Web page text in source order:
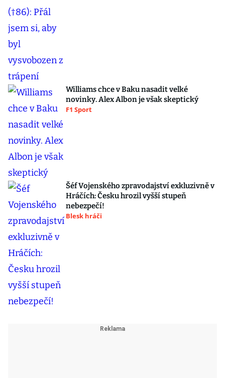
Williams chce v Baku nasadit velké
novinky. Alex Albon je však skeptický
F1 Sport
Šéf Vojenského zpravodajství exkluzivně v
Hráčích: Česku hrozil vyšší stupeň
nebezpečí!
Blesk hráči